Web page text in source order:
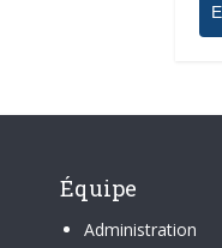
Équipe
Administration